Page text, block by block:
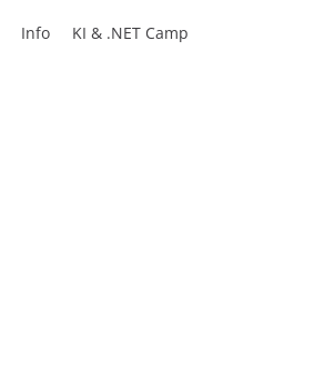
Info KI & .NET Camp